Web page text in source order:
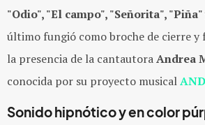
"Odio", "El campo", "Señorita",
último fungió como broche de cierre y
la presencia de la cantautoraAndrea
conocida por su proyecto musical
Sonido hipnótico y en color